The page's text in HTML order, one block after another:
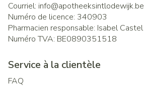
Courriel: info@apotheeksintlodewijk.be
Numéro de licence: 340903
Pharmacien responsable: Isabel Castel
Numéro TVA: BE0890351518
Service à la clientèle
FAQ